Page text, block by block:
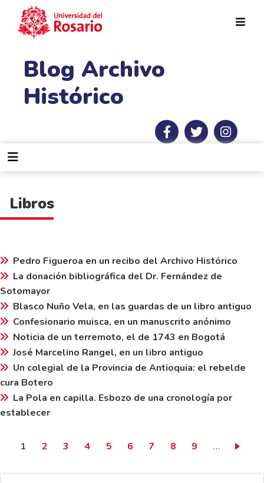
Blog Archivo
Histórico
Libros
Pedro Figueroa en un recibo del Archivo Histórico
La donación bibliográfica del Dr. Fernández de
Sotomayor
Blasco Nuño Vela, en las guardas de un libro antiguo
Confesionario muisca, en un manuscrito anónimo
Noticia de un terremoto, el de 1743 en Bogotá
José Marcelino Rangel, en un libro antiguo
Un colegial de la Provincia de Antioquia: el rebelde
cura Botero
La Pola en capilla. Esbozo de una cronología por
establecer
Página actual
1 Page
2 Page
3 Page
4 Page
5 Page
6 Page
7 Page
8 Page
9 …